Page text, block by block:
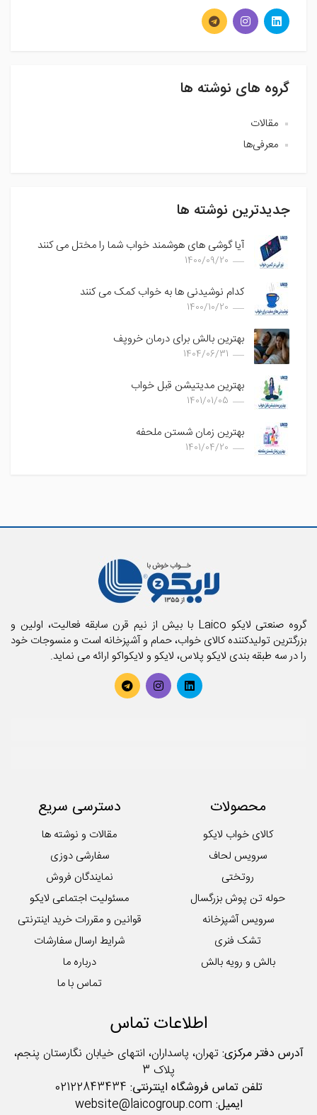
گروه های نوشته ها
مقالات
معرفی‌ها
جدیدترین نوشته ها
آیا گوشی های هوشمند خواب شما را مختل می کنند
1400/09/20
کدام نوشیدنی ها به خواب کمک می کنند
1400/10/20
بهترین بالش برای درمان خروپف
1404/06/31
بهترین مدیتیشن قبل خواب
1401/01/05
بهترین زمان شستن ملحفه
1401/04/20
گروه صنعتی لایکو Laico با بیش از نیم قرن سابقه فعالیت، اولین و
بزرگترین تولیدکننده کالای خواب، حمام و آشپزخانه است و منسوجات خود
را در سه طبقه بندی لایکو پلاس، لایکو و لایکواکو ارائه می نماید.
محصولات
کالای خواب لایکو
سرویس لحاف
روتختی
حوله تن پوش بزرگسال
سرویس آشپزخانه
تشک فنری
بالش و رویه بالش
دسترسی سریع
مقالات و نوشته ها
سفارشی دوزی
نمایندگان فروش
مسئولیت اجتماعی لایکو
قوانین و مقررات خرید اینترنتی
شرایط ارسال سفارشات
درباره ما
تماس با ما
اطلاعات تماس
آدرس دفتر مرکزی:تهران، پاسداران، انتهای خیابان نگارستان پنجم،
پلاک 3
تلفن تماس فروشگاه اینترنتی:
ایمیل: website@laicogroup.com